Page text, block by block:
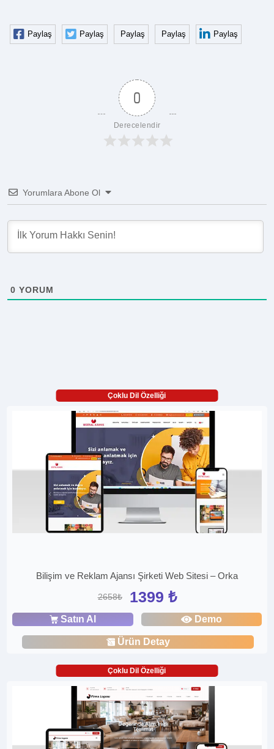
Paylaş Paylaş Paylaş Paylaş Paylaş
0
Derecelendir
Yorumlara Abone Ol
0 YORUM
Çoklu Dil Özelliği
Bilişim ve Reklam Ajansı Şirketi Web Sitesi – Orka
2658₺ 1399 ₺
Satın Al Demo
Ürün Detay
Çoklu Dil Özelliği